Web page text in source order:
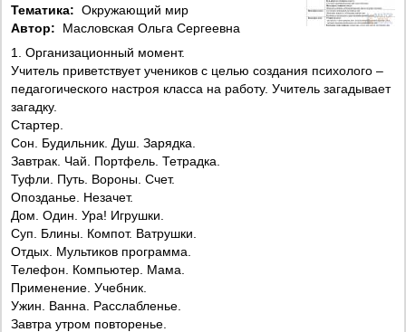
Тематика: Окружающий мир
Автор:
Масловская Ольга Сергеевна
1. Организационный момент.
Учитель приветствует учеников с целью создания психолого –
педагогического настроя класса на работу. Учитель загадывает
загадку.
Стартер.
Сон. Будильник. Душ. Зарядка.
Завтрак. Чай. Портфель. Тетрадка.
Туфли. Путь. Вороны. Счет.
Опозданье. Незачет.
Дом. Один. Ура! Игрушки.
Суп. Блины. Компот. Ватрушки.
Отдых. Мультиков программа.
Телефон. Компьютер. Мама.
Применение. Учебник.
Ужин. Ванна. Расслабленье.
Завтра утром повторенье.